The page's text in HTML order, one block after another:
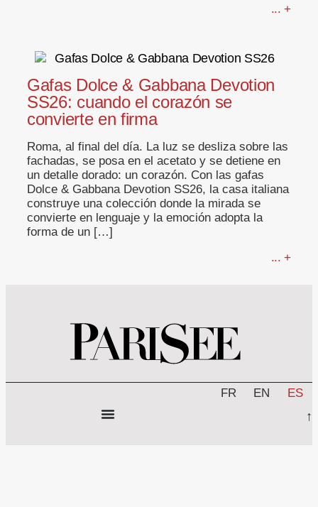
... +
Gafas Dolce & Gabbana Devotion
SS26: cuando el corazón se
convierte en firma
Roma, al final del día. La luz se desliza sobre las
fachadas, se posa en el acetato y se detiene en
un detalle dorado: un corazón. Con las gafas
Dolce & Gabbana Devotion SS26, la casa italiana
construye una colección donde la mirada se
convierte en lenguaje y la emoción adopta la
forma de un […]
... +
FR EN ES
↑